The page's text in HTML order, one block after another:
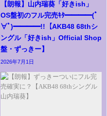
【朗報】山内瑞葵「好きish」
OS盤初のフル完売ｷﾀ━━━━(ﾟ
∀ﾟ)━━━━!!【AKB48 68thシ
ングル「好きish」Official Shop
盤・ずっきー】
2026年7月1日